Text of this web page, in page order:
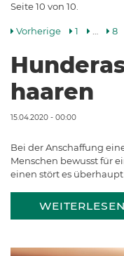
Seite 10 von 10.
Vorherige 1 8
haaren
15.04.2020 - 00:00
Bei der Anschaffung
Menschen bewusst für
einen stört es überhaupt
WEITERLESEN